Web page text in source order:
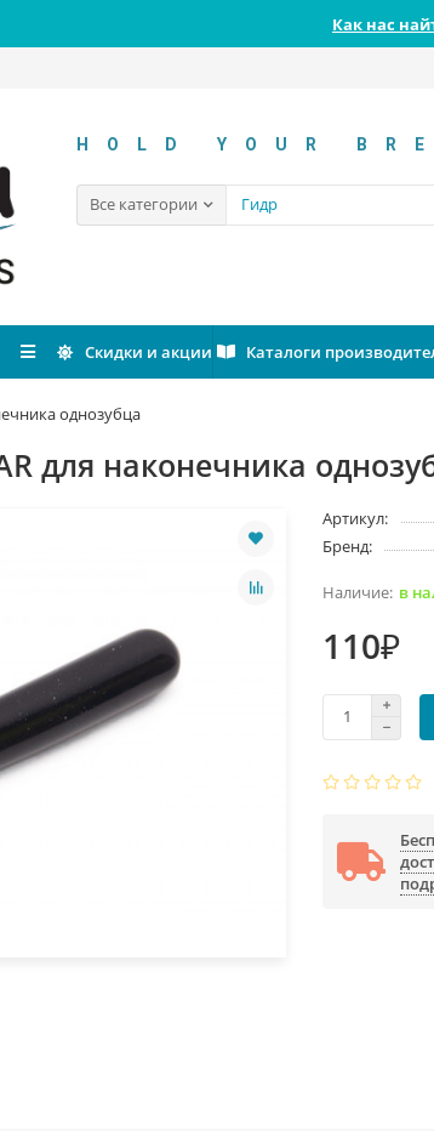
Как нас
HOLD YOUR
Все категории
Скидки и акции Каталоги
однозубца
для наконечника
Артикул:
Бренд:
в
110₽